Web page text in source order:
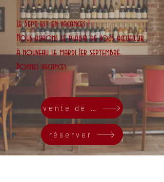
Le Sept est en vacances !
Nous aurons le plaisir de vous accueillir
à nouveau lemardi 1er septembre.
Bonnes vacances
vente de la semaine
réserver